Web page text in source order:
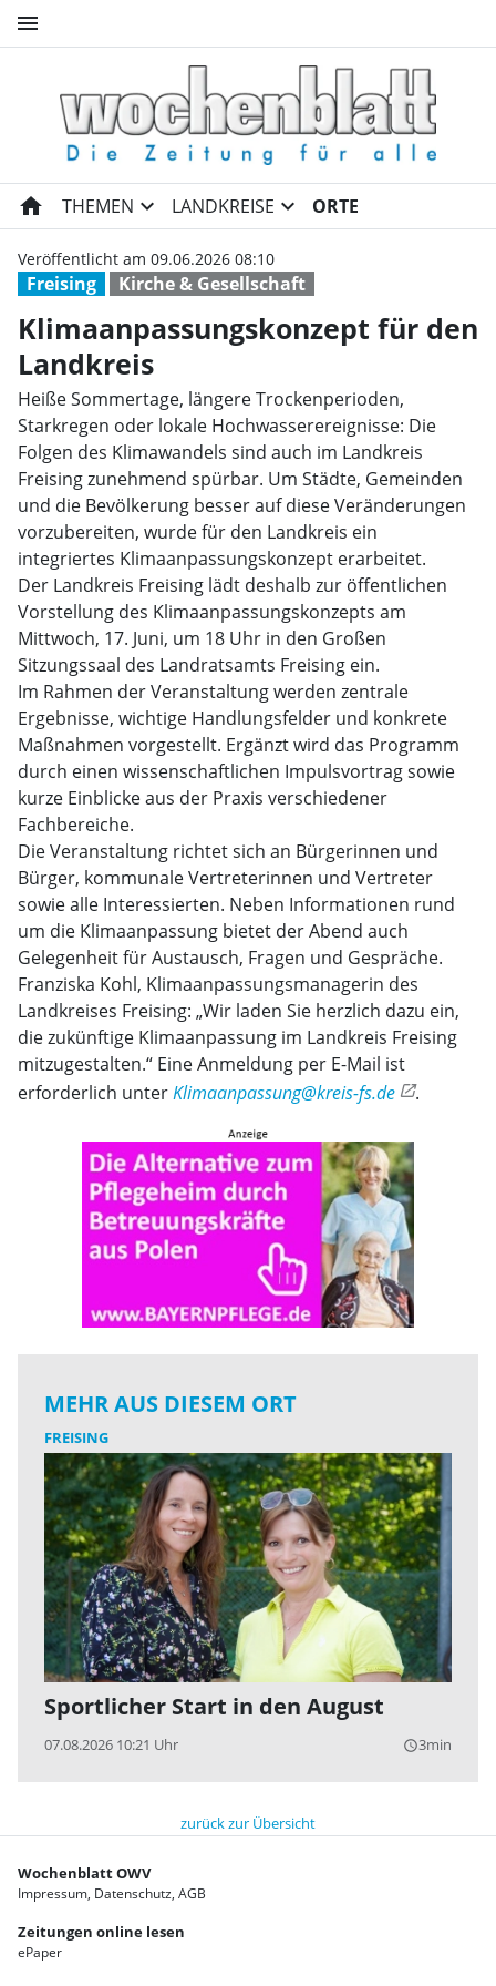
menu
Klimaanpassungskonzept für
home THEMEN expand_more LANDKREISE expand_more ORTE
Freising Kirche & Gesellschaft
Veröffentlicht am 09.06.2026 08:10
Klimaanpassungskonzept für den
Landkreis
Heiße Sommertage, längere Trockenperioden,
Starkregen oder lokale Hochwasserereignisse: Die
Folgen des Klimawandels sind auch im Landkreis
Freising zunehmend spürbar. Um Städte, Gemeinden
und die Bevölkerung besser auf diese Veränderungen
vorzubereiten, wurde für den Landkreis ein
integriertes Klimaanpassungskonzept erarbeitet.
Der Landkreis Freising lädt deshalb zur öffentlichen
Vorstellung des Klimaanpassungskonzepts am
Mittwoch, 17. Juni, um 18 Uhr in den Großen
Sitzungssaal des Landratsamts Freising ein.
Im Rahmen der Veranstaltung werden zentrale
Ergebnisse, wichtige Handlungsfelder und konkrete
Maßnahmen vorgestellt. Ergänzt wird das Programm
durch einen wissenschaftlichen Impulsvortrag sowie
kurze Einblicke aus der Praxis verschiedener
Fachbereiche.
Die Veranstaltung richtet sich an Bürgerinnen und
Bürger, kommunale Vertreterinnen und Vertreter
sowie alle Interessierten. Neben Informationen rund
um die Klimaanpassung bietet der Abend auch
Gelegenheit für Austausch, Fragen und Gespräche.
Franziska Kohl, Klimaanpassungsmanagerin des
Landkreises Freising: „Wir laden Sie herzlich dazu ein,
die zukünftige Klimaanpassung im Landkreis Freising
mitzugestalten.“ Eine Anmeldung per E-Mail ist
erforderlich unterKlimaanpassung@kreis-fs.de .
MEHR AUS DIESEM ORT
FREISING
Sportlicher Start in den August
07.08.2026 10:21 Uhr query_builder3min
zurück zur Übersicht
Wochenblatt OWV
Impressum Datenschutz AGB
Zeitungen online lesen
ePaper